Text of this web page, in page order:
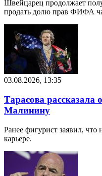
Швейцарец продолжает
продать долю прав ФИФА
03.08.2026, 13:35
Тарасова рассказала
Малинину
Ранее фигурист заявил, что
карьере.